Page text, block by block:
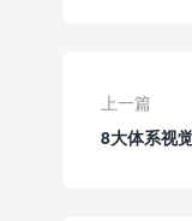
上一篇
8大体系视